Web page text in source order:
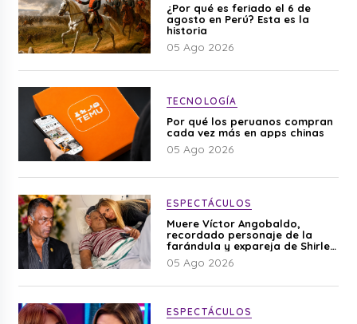
¿Por qué es feriado el 6 de
agosto en Perú? Esta es la
historia
05 Ago 2026
TECNOLOGÍA
Por qué los peruanos compran
cada vez más en apps chinas
05 Ago 2026
ESPECTÁCULOS
Muere Víctor Angobaldo,
recordado personaje de la
farándula y expareja de Shirley
Cherres
05 Ago 2026
ESPECTÁCULOS